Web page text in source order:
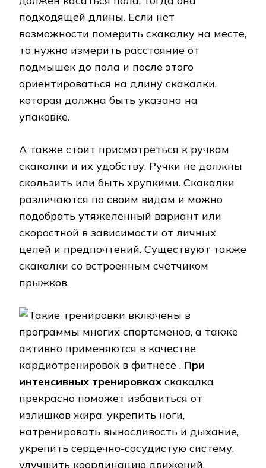
подходящей длины. Если нет
возможности померить скакалку на месте,
то нужно измерить расстояние от
подмышек до пола и после этого
ориентироваться на длину скакалки,
которая должна быть указана на
упаковке.
А также стоит присмотреться к ручкам
скакалки и их удобству. Ручки не должны
скользить или быть хрупкими. Скакалки
различаются по своим видам и можно
подобрать утяжелённый вариант или
скоростной в зависимости от личных
целей и предпочтений. Существуют также
скакалки со встроенным счётчиком
прыжков.
Такие тренировки включены в
программы многих спортсменов, а также
активно применяются в качестве
кардиотренировок в фитнесе . При
интенсивных тренировках скакалка
прекрасно поможет избавиться от
излишков жира, укрепить ноги,
натренировать выносливость и дыхание,
укрепить сердечно-сосудистую систему,
улучшить координацию движений.